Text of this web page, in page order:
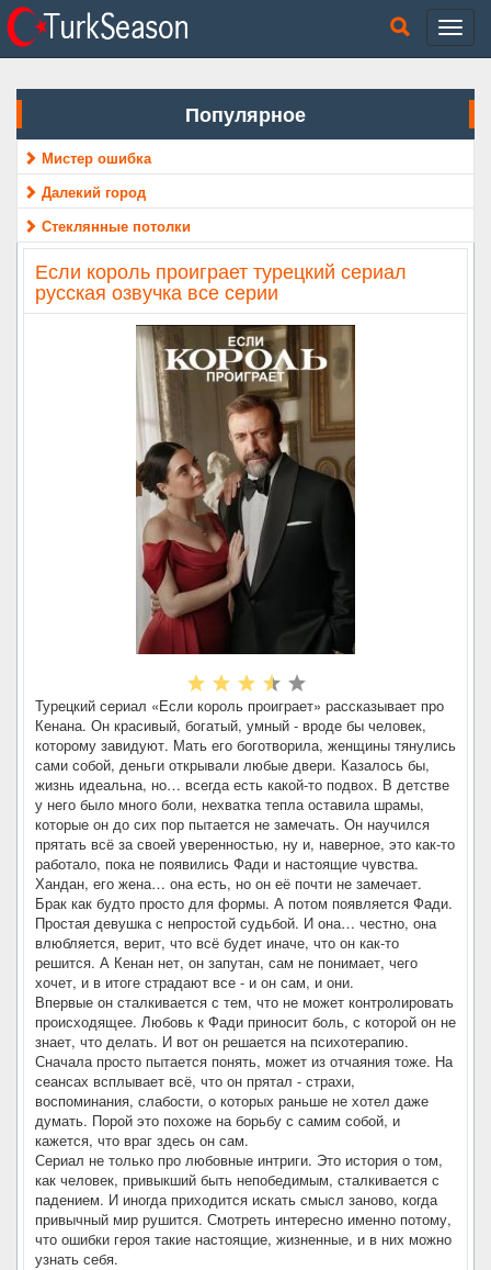
Популярное
Мистер ошибка
Далекий город
Стеклянные потолки
Если король проиграет турецкий сериал
русская озвучка все серии
Турецкий сериал «Если король проиграет» рассказывает про
Кенана. Он красивый, богатый, умный - вроде бы человек,
которому завидуют. Мать его боготворила, женщины тянулись
сами собой, деньги открывали любые двери. Казалось бы,
жизнь идеальна, но… всегда есть какой-то подвох. В детстве
у него было много боли, нехватка тепла оставила шрамы,
которые он до сих пор пытается не замечать. Он научился
прятать всё за своей уверенностью, ну и, наверное, это как-то
работало, пока не появились Фади и настоящие чувства.
Хандан, его жена… она есть, но он её почти не замечает.
Брак как будто просто для формы. А потом появляется Фади.
Простая девушка с непростой судьбой. И она… честно, она
влюбляется, верит, что всё будет иначе, что он как-то
решится. А Кенан нет, он запутан, сам не понимает, чего
хочет, и в итоге страдают все - и он сам, и они.
Впервые он сталкивается с тем, что не может контролировать
происходящее. Любовь к Фади приносит боль, с которой он не
знает, что делать. И вот он решается на психотерапию.
Сначала просто пытается понять, может из отчаяния тоже. На
сеансах всплывает всё, что он прятал - страхи,
воспоминания, слабости, о которых раньше не хотел даже
думать. Порой это похоже на борьбу с самим собой, и
кажется, что враг здесь он сам.
Сериал не только про любовные интриги. Это история о том,
как человек, привыкший быть непобедимым, сталкивается с
падением. И иногда приходится искать смысл заново, когда
привычный мир рушится. Смотреть интересно именно потому,
что ошибки героя такие настоящие, жизненные, и в них можно
узнать себя.